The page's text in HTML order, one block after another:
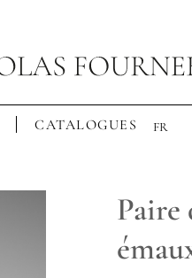
CATALOGUES FR
Paire